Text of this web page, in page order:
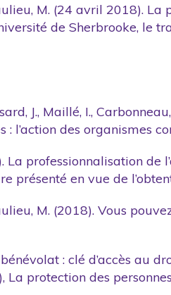
M. (24 avril 2018).
de Sherbrooke, le
J., Maillé, I.,
: l’action des organismes
La professionnalisation
présenté en vue de
M. (2018). Vous
: clé d’accès au
La protection des